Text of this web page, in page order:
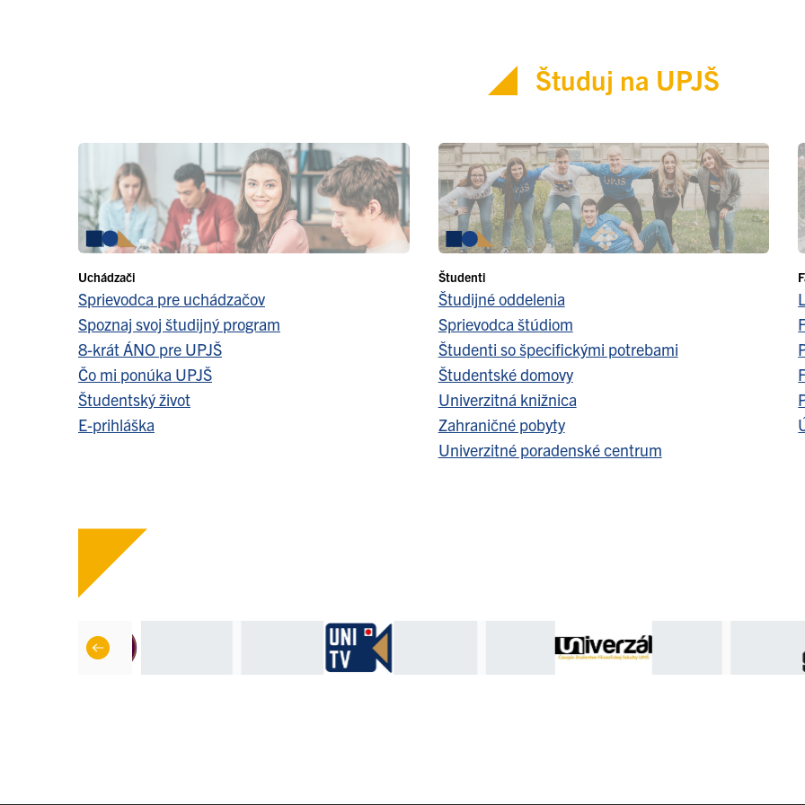
Študuj na UPJŠ
Uchádzači
Sprievodca pre uchádzačov
Spoznaj svoj študijný program
8-krát ÁNO pre UPJŠ
Čo mi ponúka UPJŠ
Študentský život
E-prihláška
Študenti
Študijné oddelenia
Sprievodca štúdiom
Študenti so špecifickými potrebami
Študentské domovy
Univerzitná knižnica
Zahraničné pobyty
Univerzitné poradenské centrum